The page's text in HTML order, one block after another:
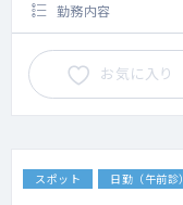
勤務内容
お気に入り
スポット 日勤（午前診）